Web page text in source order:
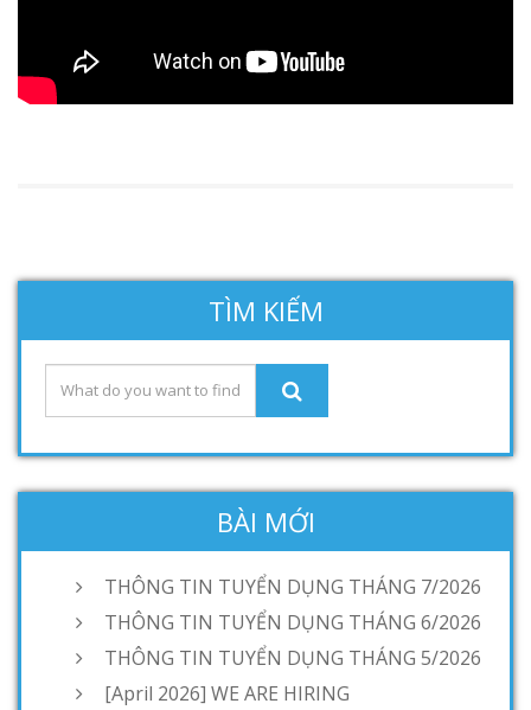
TÌM KIẾM
BÀI MỚI
THÔNG TIN TUYỂN DỤNG THÁNG 7/2026
THÔNG TIN TUYỂN DỤNG THÁNG 6/2026
THÔNG TIN TUYỂN DỤNG THÁNG 5/2026
[April 2026] WE ARE HIRING